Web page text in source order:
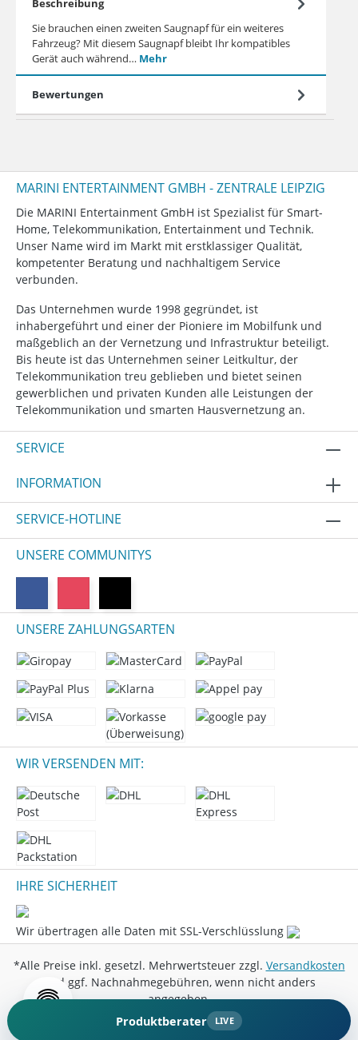
Sie brauchen einen zweiten Saugnapf für ein weiteres
Fahrzeug? Mit diesem Saugnapf bleibt Ihr kompatibles
Gerät auch während… Mehr
Bewertungen
MARINI ENTERTAINMENT GMBH - ZENTRALE LEIPZIG
Die MARINI Entertainment GmbH ist Spezialist für Smart-
Home, Telekommunikation, Entertainment und Technik.
Unser Name wird im Markt mit erstklassiger Qualität,
kompetenter Beratung und nachhaltigem Service
verbunden.
Das Unternehmen wurde 1998 gegründet, ist
inhabergeführt und einer der Pioniere im Mobilfunk und
maßgeblich an der Vernetzung und Infrastruktur beteiligt.
Bis heute ist das Unternehmen seiner Leitkultur, der
Telekommunikation treu geblieben und bietet seinen
gewerblichen und privaten Kunden alle Leistungen der
Telekommunikation und smarten Hausvernetzung an.
SERVICE
INFORMATION
SERVICE-HOTLINE
UNSERE COMMUNITYS
UNSERE ZAHLUNGSARTEN
WIR VERSENDEN MIT:
IHRE SICHERHEIT
Wir übertragen alle Daten mit SSL-Verschlüsslung
*Alle Preise inkl. gesetzl. Mehrwertsteuer zzgl. Versandkosten
und ggf. Nachnahmegebühren, wenn nicht anders
angegeben.
© 2026 Marini Entertainment GmbH - All Rights Reserved.
Produktberater LIVE